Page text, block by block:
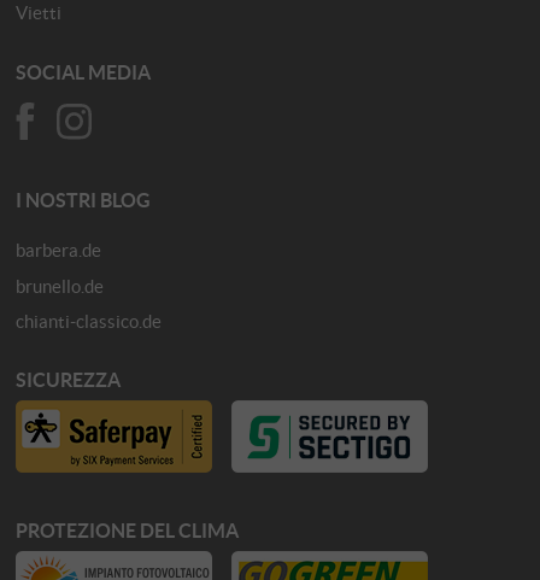
Vietti
SOCIAL MEDIA
I NOSTRI BLOG
barbera.de
brunello.de
chianti-classico.de
SICUREZZA
PROTEZIONE DEL CLIMA